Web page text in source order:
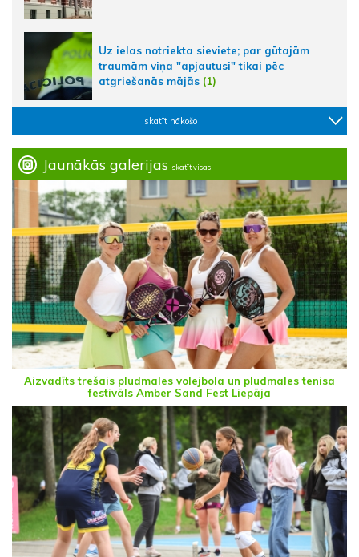
Uz ielas notriekta sieviete; par gūtajām
traumām viņa "apjautusi" tikai pēc
atgriešanās mājās (1)
skatīt nākošo
Jaunākās galerijas skatīt visas
Aizvadīts trešais pludmales volejbola un pludmales tenisa
festivāls Amber Sand Fest Liepāja